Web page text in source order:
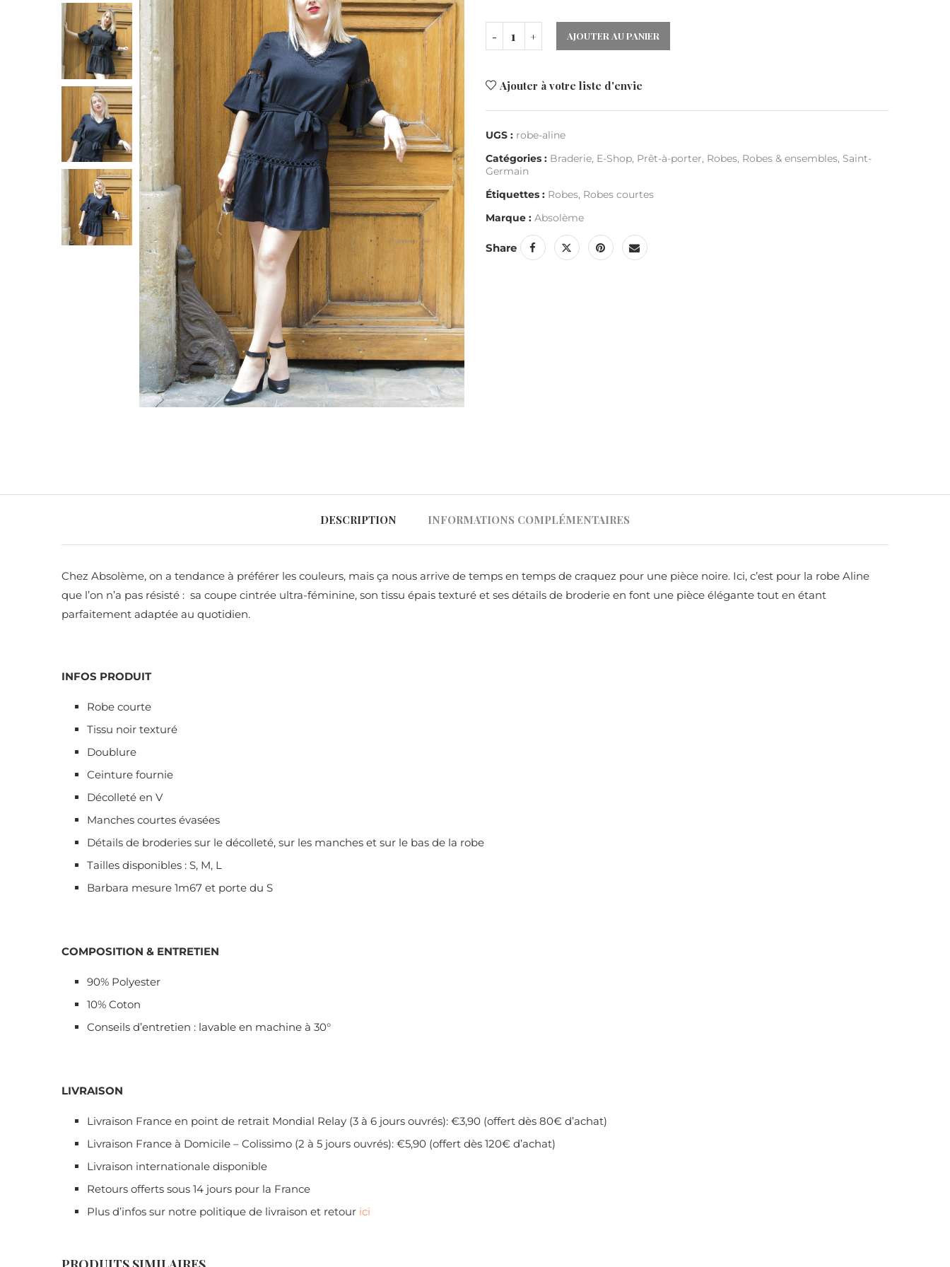
AJOUTER AU PANIER
Ajouter à votre liste d'envie
UGS : robe-aline
Catégories : Braderie, E-Shop, Prêt-à-porter, Robes, Robes & ensembles, Saint-
Germain
Étiquettes : Robes, Robes courtes
Marque : Absolème
Share
DESCRIPTION INFORMATIONS COMPLÉMENTAIRES
Chez Absolème, on a tendance à préférer les couleurs, mais ça nous arrive de temps en temps de craquez pour une pièce noire. Ici, c’est pour la robe Aline
que l’on n’a pas résisté : sa coupe cintrée ultra-féminine, son tissu épais texturé et ses détails de broderie en font une pièce élégante tout en étant
parfaitement adaptée au quotidien.
INFOS PRODUIT
Robe courte
Tissu noir texturé
Doublure
Ceinture fournie
Décolleté en V
Manches courtes évasées
Détails de broderies sur le décolleté, sur les manches et sur le bas de la robe
Tailles disponibles : S, M, L
Barbara mesure 1m67 et porte du S
COMPOSITION & ENTRETIEN
90% Polyester
10% Coton
Conseils d’entretien : lavable en machine à 30°
LIVRAISON
Livraison France en point de retrait Mondial Relay (3 à 6 jours ouvrés): €3,90 (offert dès 80€ d’achat)
Livraison France à Domicile – Colissimo (2 à 5 jours ouvrés): €5,90 (offert dès 120€ d’achat)
Livraison internationale disponible
Retours offerts sous 14 jours pour la France
Plus d’infos sur notre politique de livraison et retour ici